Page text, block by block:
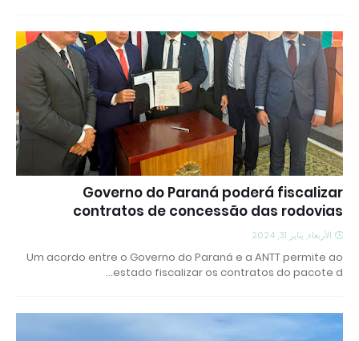
Governo do Paraná poderá fiscalizar
contratos de concessão das rodovias
الأربعاء, يناير 31, 2024
Um acordo entre o Governo do Paraná e a ANTT permite ao
estado fiscalizar os contratos do pacote d…